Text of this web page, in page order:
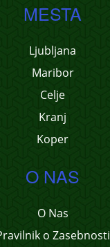
MESTA
Ljubljana
Maribor
Celje
Kranj
Koper
O NAS
O Nas
o Zasebnosti